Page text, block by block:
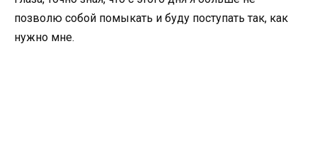
позволю собой помыкать и буду поступать так, как
нужно мне.